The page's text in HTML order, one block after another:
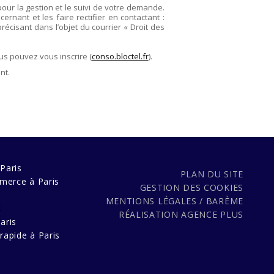
la gestion et le suivi de votre demande.
et les faire rectifier en contactant :
dans l’objet du courrier « Droit des
pouvez vous inscrire (conso.bloctel.fr).
à Paris
à Paris
PLAN DU SITE
GESTION DES COOKIES
MENTIONS LÉGALES / BARÈME
RÉALISATIONAGENCE PLUS